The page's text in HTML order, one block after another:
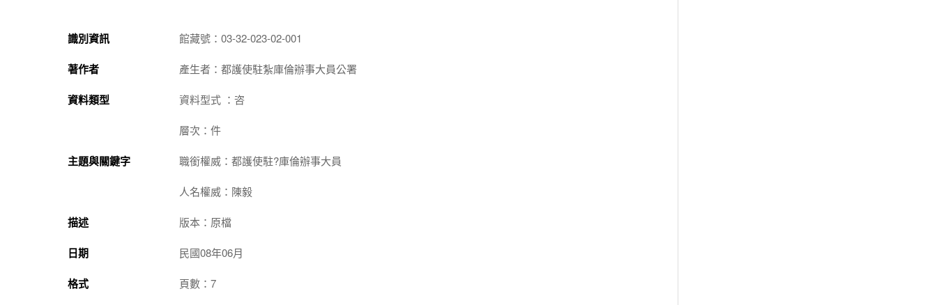
識別資訊 館藏號：03-32-023-02-001
著作者 產生者：都護使駐紮庫倫辦事大員公署
資料類型 資料型式 ：咨
層次：件
主題與關鍵字 職銜權威：都護使駐?庫倫辦事大員
人名權威：陳毅
描述 版本：原檔
日期 民國08年06月
格式 頁數：7